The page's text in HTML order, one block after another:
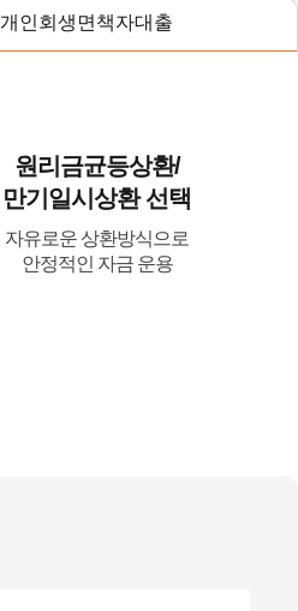
개인회생면책자대출
원리금균등상환/
만기일시상환 선택
자유로운 상환방식으로
안정적인 자금 운용